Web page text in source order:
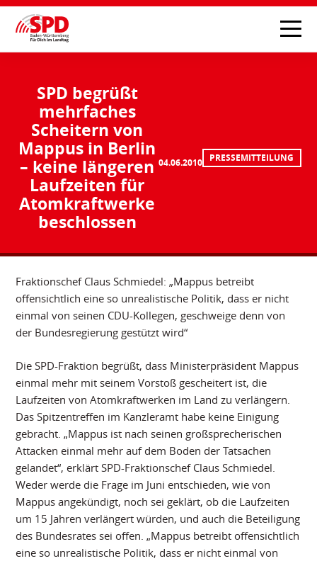
SPD begrüßt
mehrfaches
Scheitern von
Mappus in Berlin
– keine längeren
Laufzeiten für
Atomkraftwerke
beschlossen
04.06.2010 PRESSEMITTEILUNG
Fraktionschef Claus Schmiedel: „Mappus betreibt
offensichtlich eine so unrealistische Politik, dass er nicht
einmal von seinen CDU-Kollegen, geschweige denn von
der Bundesregierung gestützt wird“
Die SPD-Fraktion begrüßt, dass Ministerpräsident Mappus
einmal mehr mit seinem Vorstoß gescheitert ist, die
Laufzeiten von Atomkraftwerken im Land zu verlängern.
Das Spitzentreffen im Kanzleramt habe keine Einigung
gebracht. „Mappus ist nach seinen großsprecherischen
Attacken einmal mehr auf dem Boden der Tatsachen
gelandet“, erklärt SPD-Fraktionschef Claus Schmiedel.
Weder werde die Frage im Juni entschieden, wie von
Mappus angekündigt, noch sei geklärt, ob die Laufzeiten
um 15 Jahren verlängert würden, und auch die Beteiligung
des Bundesrates sei offen. „Mappus betreibt offensichtlich
eine so unrealistische Politik, dass er nicht einmal von